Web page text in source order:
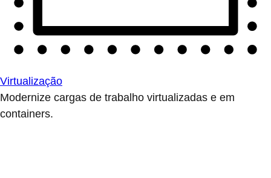
Virtualização
Modernize cargas de trabalho virtualizadas e em
containers.